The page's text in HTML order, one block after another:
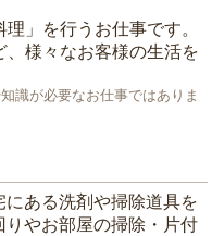
理 」を行うお仕事です。
様々なお客様の生活を
識が必要なお仕事ではありま
にある洗剤や掃除道具を
りやお部屋の掃除・片付